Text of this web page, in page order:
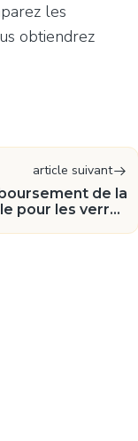
les
obtiendrez
article suivant
de la
pour les verres